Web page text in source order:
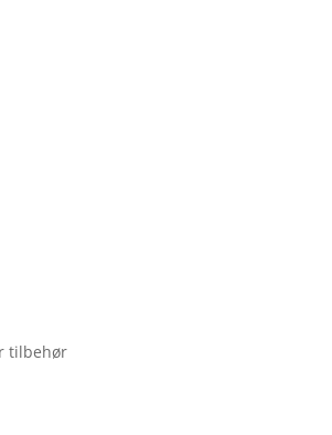
tilbehør